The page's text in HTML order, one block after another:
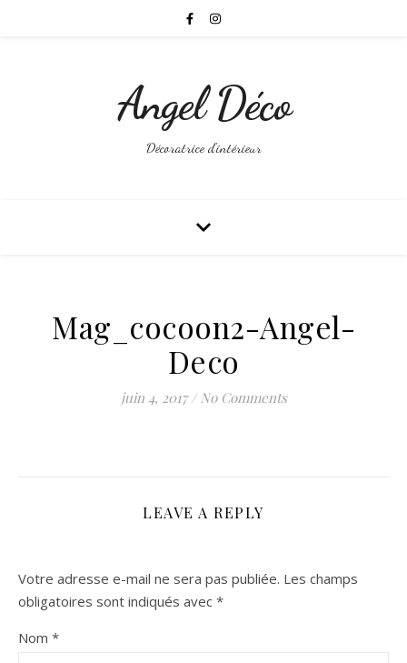
Angel Déco
Décoratrice d'intérieur
Mag_cocoon2-Angel-
Deco
juin 4, 2017 / No Comments
LEAVE A REPLY
Votre adresse e-mail ne sera pas publiée. Les champs
obligatoires sont indiqués avec *
Nom *